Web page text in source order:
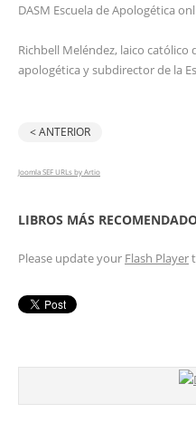
DASM Escuela de Apologética
Richbell Meléndez, laico
apologética y subdirector de la
< ANTERIOR
Joomla SEF URLs by Artio
LIBROS MÁS
Please update your Flash Player